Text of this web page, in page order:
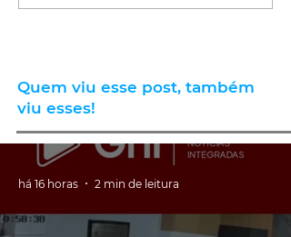
Quem viu esse post, também
viu esses!
há 16 horas 2 min de leitura